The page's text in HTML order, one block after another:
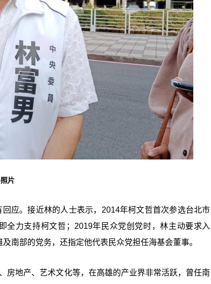
片
应。接近林的人士表示，2014年柯文哲首次参选台北市
力支持柯文哲；2019年民众党创党时，林主动要求入
南部的党务，还指定他代表民众党担任海基会董事。
房地产、艺术文化等，在高雄的产业界非常活跃，曾任南